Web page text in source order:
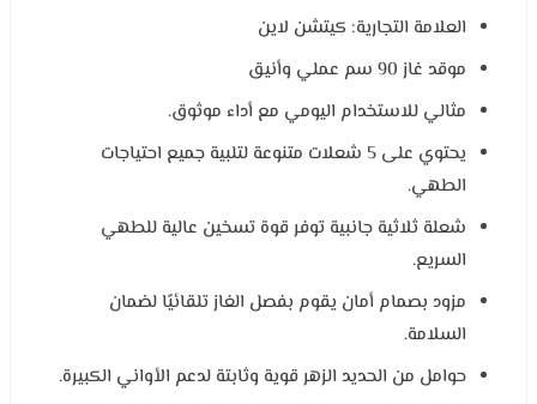
العلامة التجارية: كيتشن لاين
موقد غاز 90 سم عملي وأنيق
مثالي للاستخدام اليومي مع أداء موثوق.
يحتوي على 5 شعلات متنوعة لتلبية جميع احتياجات
الطهي.
شعلة ثلاثية جانبية توفر قوة تسخين عالية للطهي
السريع.
مزود بصمام أمان يقوم بفصل الغاز تلقائيًا لضمان
السلامة.
حوامل من الحديد الزهر قوية وثابتة لدعم الأواني الكبيرة.